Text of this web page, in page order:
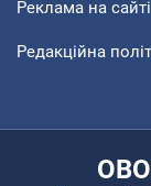
Реклама на сайті
Редакційна